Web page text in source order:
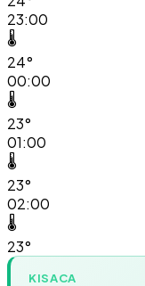
23:00
🌡️
24°
00:00
🌡️
23°
01:00
🌡️
23°
02:00
🌡️
23°
KISACA